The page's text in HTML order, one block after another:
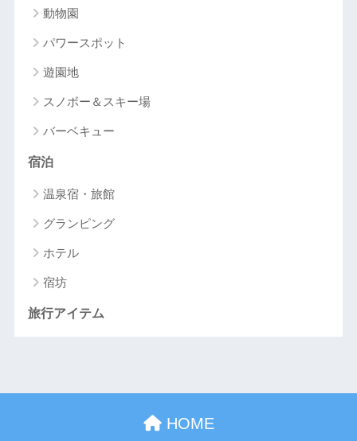
動物園
パワースポット
遊園地
スノボー＆スキー場
バーベキュー
宿泊
温泉宿・旅館
グランピング
ホテル
宿坊
旅行アイテム
HOME